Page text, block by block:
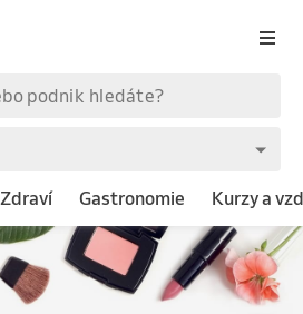
Zdraví Gastronomie Kurzy a